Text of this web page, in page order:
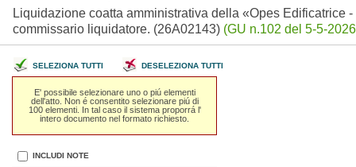
Liquidazione coatta amministrativa della «Opes Edificatrice
commissario liquidatore. (26A02143) (GU n.102 del 5-5-
SELEZIONA TUTTI DESELEZIONA TUTTI
E' possibile selezionare uno o piú elementi
dell'atto. Non é consentito selezionare piú di
100 elementi. In tal caso il sistema proporrá l'
intero documento nel formato richiesto.
INCLUDI NOTE